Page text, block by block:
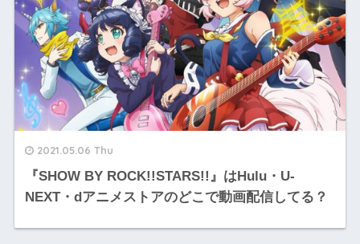
2021.05.06 Thu
『SHOW BY ROCK!!STARS!!』はHulu・U-
NEXT・dアニメストアのどこで動画配信してる？